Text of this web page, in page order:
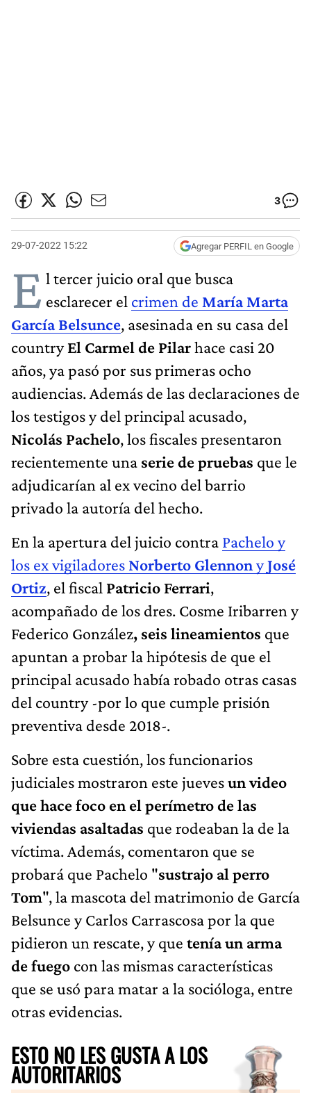
3
29-07-2022 15:22 Agregar PERFIL en Google
E l tercer juicio oral que busca
esclarecer el crimen de María Marta
García Belsunce, asesinada en su casa del
countryEl Carmel de Pilarhace casi 20
años, ya pasó por sus primeras ocho
audiencias. Además de las declaraciones de
los testigos y del principal acusado,
Nicolás Pachelo, los fiscales presentaron
recientemente una serie de pruebas que le
adjudicarían al ex vecino del barrio
privado la autoría del hecho.
En la apertura del juicio contra Pachelo y
los ex vigiladores Norberto GlennonyJosé
Ortiz, el fiscal Patricio Ferrari,
acompañado de los dres. Cosme Iribarren y
Federico González, seis lineamientos que
apuntan a probar la hipótesis de que el
principal acusado había robado otras casas
del country -por lo que cumple prisión
preventiva desde 2018-.
Sobre esta cuestión, los funcionarios
judiciales mostraron este juevesun video
que hace foco en el perímetro de las
viviendas asaltadas que rodeaban la de la
víctima. Además, comentaron que se
probará que Pachelo "sustrajo al perro
Tom", la mascota del matrimonio de García
Belsunce y Carlos Carrascosa por la que
pidieron un rescate, y que tenía un arma
de fuego con las mismas características
que se usó para matar a la socióloga, entre
otras evidencias.
ESTO NO LES GUSTA A LOS
AUTORITARIOS